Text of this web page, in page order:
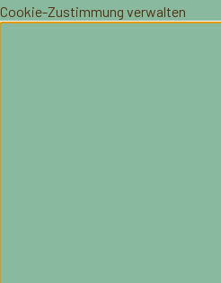
Cookie-Zustimmung verwalten